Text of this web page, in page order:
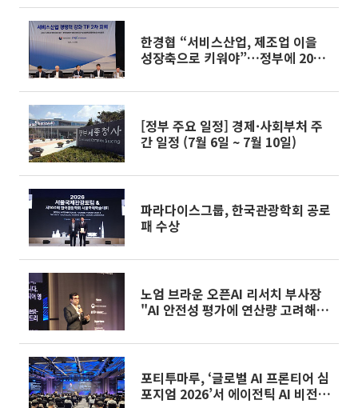
한경협 “서비스산업, 제조업 이을
성장축으로 키워야”…정부에 20대
[정부 주요 일정] 경제·사회부처 주
간 일정 (7월 6일 ~ 7월 10일)
파라다이스그룹, 한국관광학회 공로
패 수상
노엄 브라운 오픈AI 리서치 부사장
"AI 안전성 평가에 연산량 고려해
포티투마루, ‘글로벌 AI 프론티어 심
포지엄 2026’서 에이전틱 AI 비전